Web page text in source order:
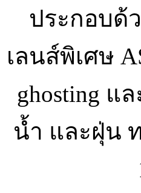
ประกอบด้
เลนส์พิเศษ
ghosting แ
น้ำ และฝุ่น